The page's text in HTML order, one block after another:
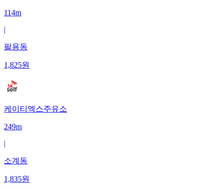
114m
|
팔용동
1,825원
케이티엑스주유소
249m
|
소계동
1,835원